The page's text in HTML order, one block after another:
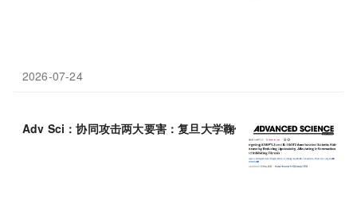
2026-07-24
Adv Sci：协同攻击两大要害：复旦大学鞠佃文等团队发现新型双